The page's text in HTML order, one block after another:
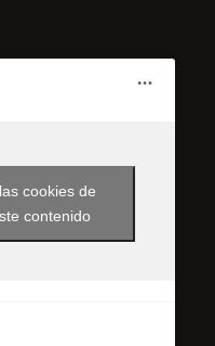
cookies de
contenido